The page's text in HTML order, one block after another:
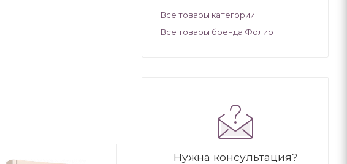
Все товары категории
Все товары бренда Фолио
Нужна консультация?